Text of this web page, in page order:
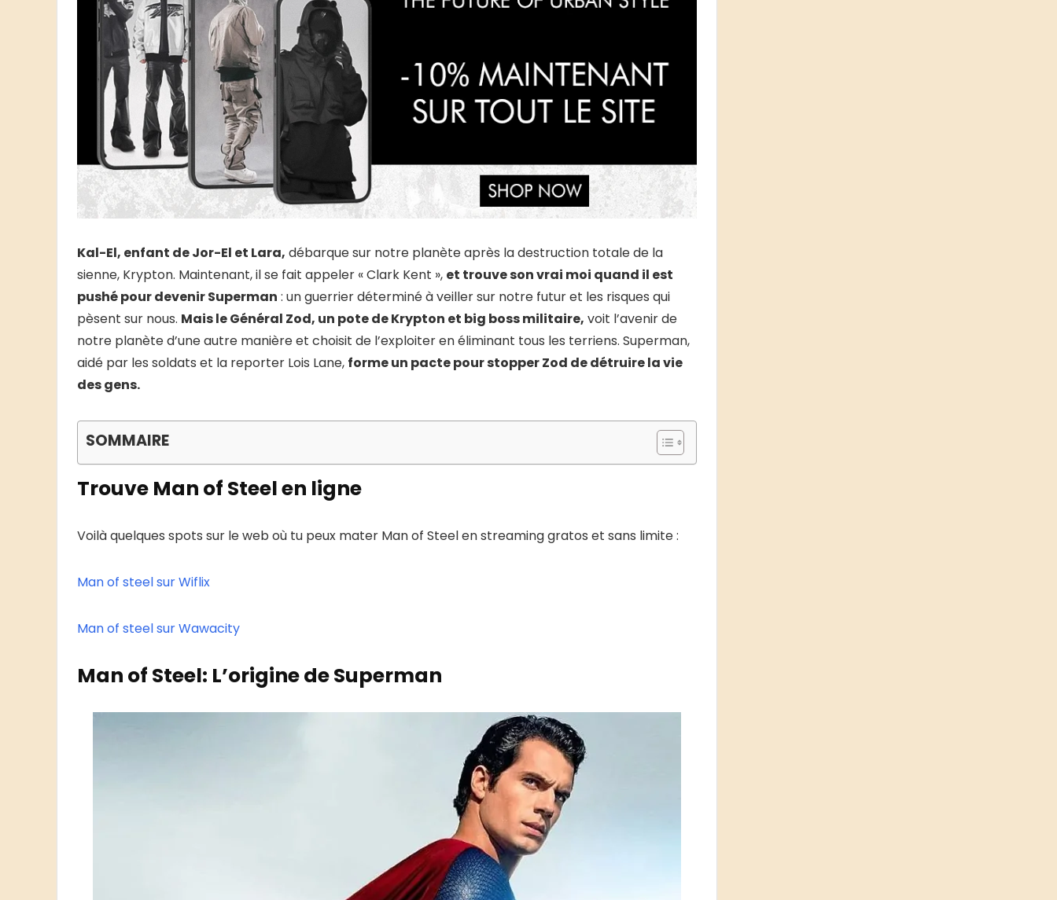
Kal-El, enfant de Jor-El et Lara, débarque sur notre planète après la destruction totale de la
sienne, Krypton. Maintenant, il se fait appeler « Clark Kent », et trouve son vrai moi quand il est
pushé pour devenir Superman : un guerrier déterminé à veiller sur notre futur et les risques qui
pèsent sur nous. Mais le Général Zod, un pote de Krypton et big boss militaire, voit l’avenir de
notre planète d’une autre manière et choisit de l’exploiter en éliminant tous les terriens. Superman,
aidé par les soldats et la reporter Lois Lane, forme un pacte pour stopper Zod de détruire la vie
des gens.
SOMMAIRE
Trouve Man of Steel en ligne
Voilà quelques spots sur le web où tu peux mater Man of Steel en streaming gratos et sans limite :
Man of steel sur Wiflix
Man of steel sur Wawacity
Man of Steel: L’origine de Superman